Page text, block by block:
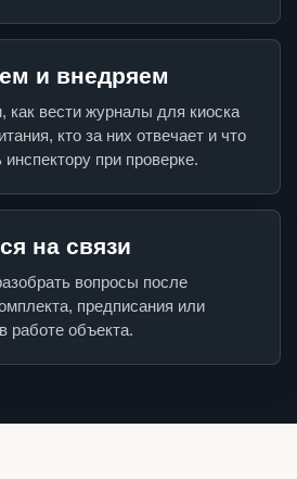
и внедряем
как вести журналы для киоска
кто за них отвечает и что
инспектору при проверке.
на связи
вопросы после
предписания или
работе объекта.